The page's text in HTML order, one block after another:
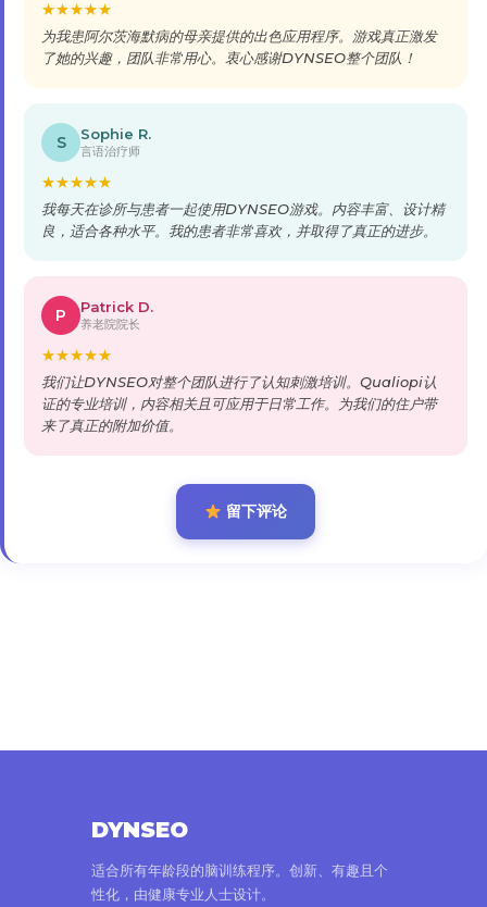
★★★★★
为我患阿尔茨海默病的母亲提供的出色应用程序。游戏真正激发
了她的兴趣，团队非常用心。衷心感谢DYNSEO整个团队！
S Sophie R.
言语治疗师
★★★★★
我每天在诊所与患者一起使用DYNSEO游戏。内容丰富、设计精
良，适合各种水平。我的患者非常喜欢，并取得了真正的进步。
P Patrick D.
养老院院长
★★★★★
我们让DYNSEO对整个团队进行了认知刺激培训。Qualiopi认
证的专业培训，内容相关且可应用于日常工作。为我们的住户带
来了真正的附加价值。
留下评论
DYNSEO
适合所有年龄段的脑训练程序。创新、有趣且个
性化，由健康专业人士设计。